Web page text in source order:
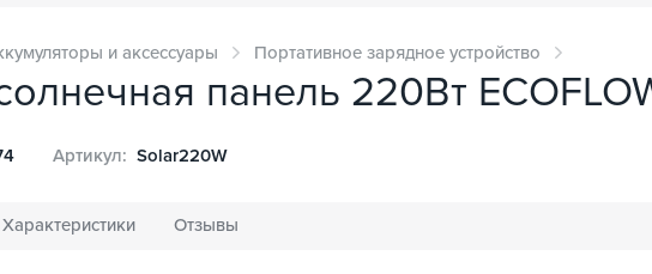
и аксессуары Портативное зарядное устройство
панель 220Вт
Характеристики Отзывы
Артикул: Solar220W